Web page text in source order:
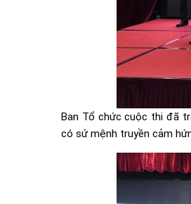
Ban Tổ chức cuộc thi đã
có sứ mệnh truyền cảm